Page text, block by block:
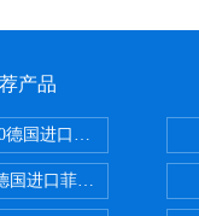
产品
德国进口菲尼克斯电源
国进口菲尼克斯断路器